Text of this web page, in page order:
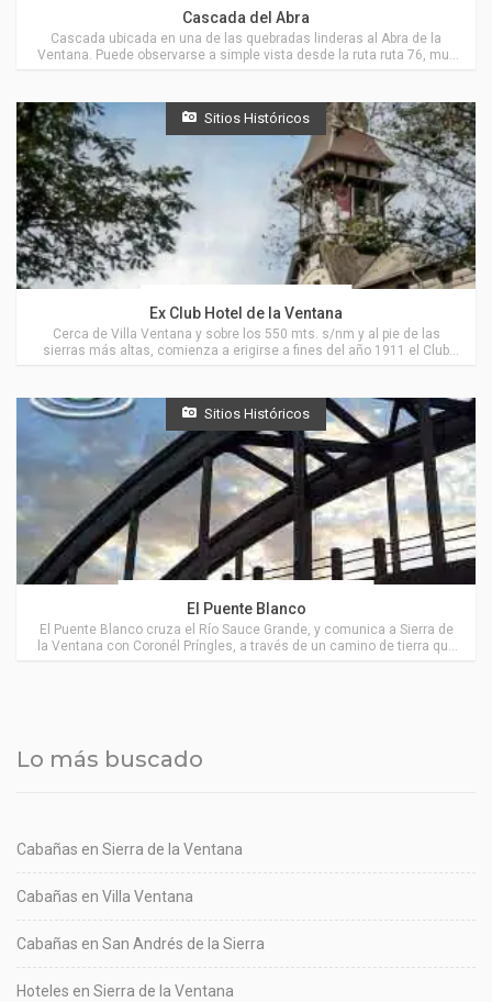
Cascada del Abra
Cascada ubicada en una de las quebradas linderas al Abra de la
Ventana. Puede observarse a simple vista desde la ruta ruta 76, muy
Sitios Históricos
Ex Club Hotel de la Ventana
Cerca de Villa Ventana y sobre los 550 mts. s/nm y al pie de las
sierras más altas, comienza a erigirse a fines del año 1911 el Club
Sitios Históricos
El Puente Blanco
El Puente Blanco cruza el Río Sauce Grande, y comunica a Sierra de
la Ventana con Coronél Príngles, a través de un camino de tierra que
Lo más buscado
Cabañas en Sierra de la Ventana
Cabañas en Villa Ventana
Cabañas en San Andrés de la Sierra
Hoteles en Sierra de la Ventana